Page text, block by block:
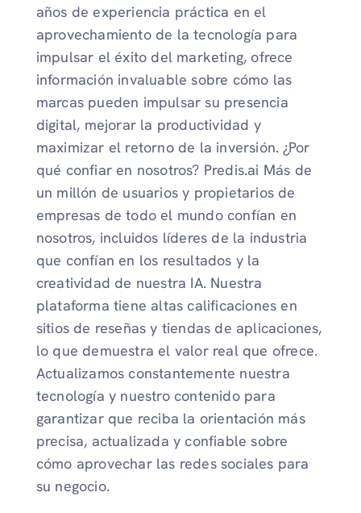
años de experiencia práctica en el
aprovechamiento de la tecnología para
impulsar el éxito del marketing, ofrece
información invaluable sobre cómo las
marcas pueden impulsar su presencia
digital, mejorar la productividad y
maximizar el retorno de la inversión. ¿Por
qué confiar en nosotros? Predis.ai Más de
un millón de usuarios y propietarios de
empresas de todo el mundo confían en
nosotros, incluidos líderes de la industria
que confían en los resultados y la
creatividad de nuestra IA. Nuestra
plataforma tiene altas calificaciones en
sitios de reseñas y tiendas de aplicaciones,
lo que demuestra el valor real que ofrece.
Actualizamos constantemente nuestra
tecnología y nuestro contenido para
garantizar que reciba la orientación más
precisa, actualizada y confiable sobre
cómo aprovechar las redes sociales para
su negocio.